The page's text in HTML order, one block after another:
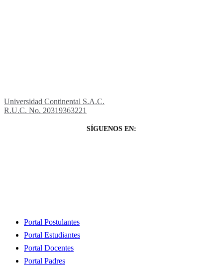
Universidad Continental S.A.C.
R.U.C. No. 20319363221
SÍGUENOS EN:
Close
Portal Postulantes
Portal Estudiantes
Portal Docentes
Portal Padres